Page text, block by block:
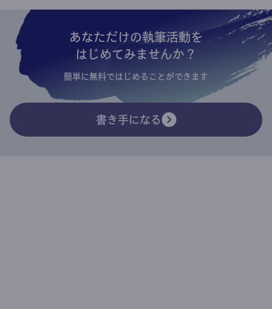
あなただけの執筆活動を
はじめてみませんか？
簡単に無料ではじめることができます
書き手になる